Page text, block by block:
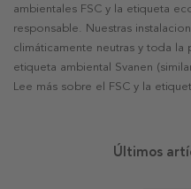
ambientales FSC y la etiqueta
responsable. Nuestras
climáticamente neutras y toda
etiqueta ambiental Svanen
Lee más sobre el FSC y la
Últimos